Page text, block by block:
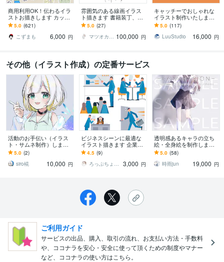
商用利用OK！伝わるイラ
ストお描きします カット
イラストや漫画等、ご希
望に合わせて作成致しま
す！
5.0 (621)
こずまも
6,000 円
雰囲気のある線画イラス
ト描きます 書籍装丁、シ
ョップビジュアルなどに
キャッチーな線画を！
5.0 (27)
マツオカ ヨウスケ 100,000 円
キャッチーでおしゃれな
イラスト制作いたします
グッズ制作からプレゼン
トまで幅広い用途に対応
します
5.0 (117)
LuuStudio
16,000 円
その他（イラスト作成）の定番サービス
活動のお手伝い（イラス
ト・サムネ制作）します
デビュー、活動を頑張り
たい方たちへ
5.0 (2)
siro椛
10,000 円
ビジネスシーンに最適な
イラスト描きます 企業様
が使いやすいシンプルフ
ラットなタッチです。
4.5 (9)
ろっぷちょっぷ イラストレーター
3,000 円
透明感あるキャラの立ち
絵・全身絵を制作します
ご相談のみもお受けして
おります！
5.0 (58)
時雨jun
19,000 円
ご利用ガイド
サービスの出品、購入、取引の流れ、お支払い方法・手数料
や、ココナラを安心・安全に使って頂くための制度やマナー
など、ココナラの使い方はこちら。